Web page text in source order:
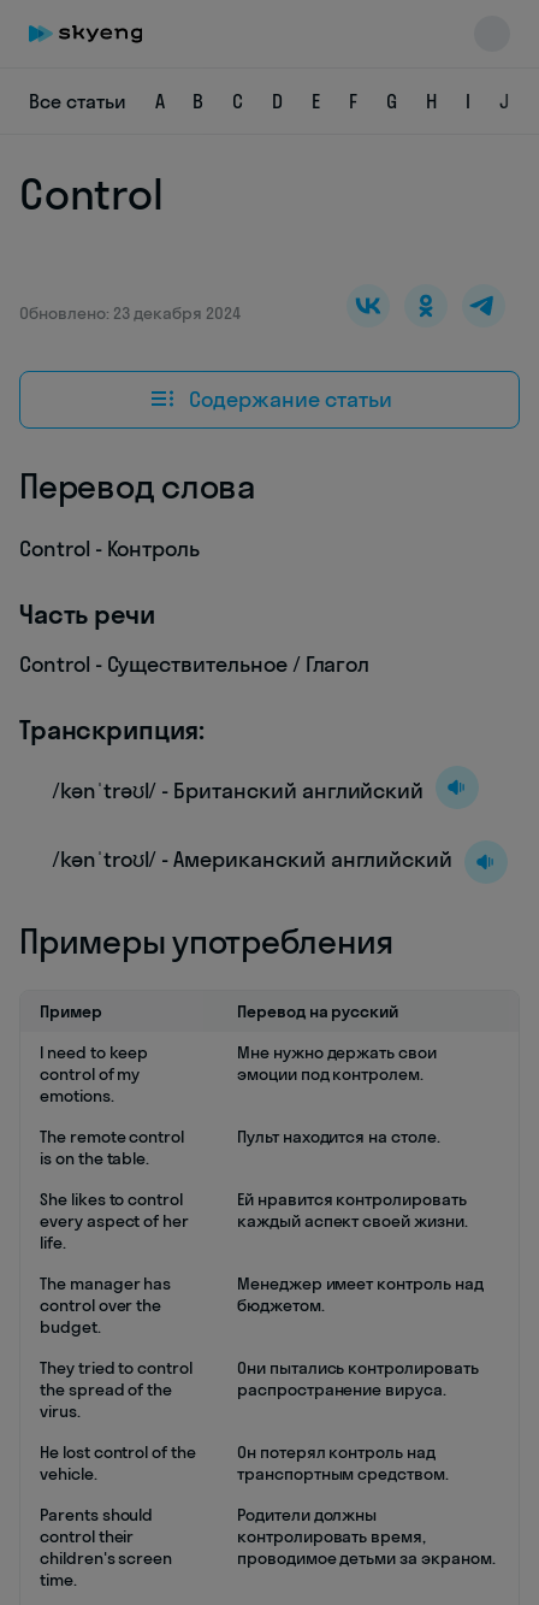
Все статьи A B C D E F G H I J
Control
Обновлено: 23 декабря 2024
Содержание статьи
Перевод слова
Control - Контроль
Часть речи
Control - Существительное / Глагол
Транскрипция:
/kənˈtrəʊl/ - Британский английский
/kənˈtroʊl/ - Американский английский
Примеры употребления
Пример
Перевод на русский
I need to keep
control of my
emotions.
Мне нужно держать свои
эмоции под контролем.
The remote control
is on the table.
Пульт находится на столе.
She likes to control
every aspect of her
life.
Ей нравится контролировать
каждый аспект своей жизни.
The manager has
control over the
budget.
Менеджер имеет контроль над
бюджетом.
They tried to control
the spread of the
virus.
Они пытались контролировать
распространение вируса.
He lost control of the
vehicle.
Он потерял контроль над
транспортным средством.
Parents should
control their
children's screen
time.
Родители должны
контролировать время,
проводимое детьми за экраном.